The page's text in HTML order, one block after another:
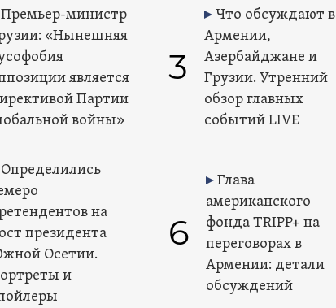
Премьер-министр
«Нынешняя
является
Партии
войны»
3
Что обсуждают в
Армении,
Азербайджане и
Грузии. Утренний
обзор главных
событий LIVE
Определились
на
президента
Осетии.
и
6
Глава
американского
фонда TRIPP+ на
переговорах в
Армении: детали
обсуждений